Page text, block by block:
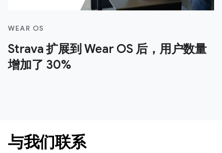
WEAR OS
Strava 扩展到 Wear OS 后，用户数量
增加了 30%
与我们联系